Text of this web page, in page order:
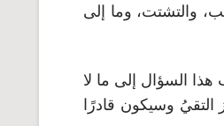
والتشتت، وما إلى
السؤال إلى ما لا
التقيُ وسيكون قادرًا